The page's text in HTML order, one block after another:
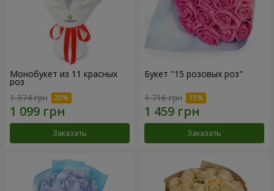
Монобукет из 11 красных
роз
1 374 грн
Заказать
Букет "15 розовых роз"
1 716 грн
Заказать